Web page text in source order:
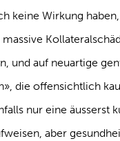
keine Wirkung
massive
und auf neuartige
die offensichtlich
nur eine äusserst
aber